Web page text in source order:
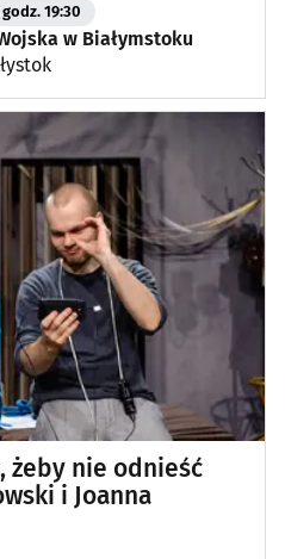
godz. 19:30
w Białymstoku
żeby nie odnieść
i Joanna